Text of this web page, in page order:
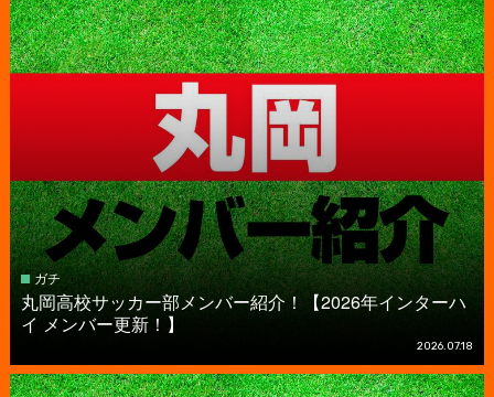
ガチ
丸岡高校サッカー部メンバー紹介！【2026年インターハ
イ メンバー更新！】
2026.07.18